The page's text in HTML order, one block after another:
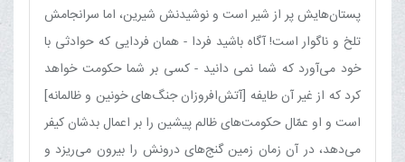
پستان‌هایش پر از شیر است و نوشیدنش شیرین، اما سرانجامش
تلخ و ناگوار است! آگاه باشید فردا - همان فردایی که حوادثی با
خود می‌آورد که شما نمی دانید - کسی بر شما حکومت خواهد
کرد که از غیر آن طایفه [آتش‌افروزان جنگ‌های خونین و ظالمانه]
است و او عمّال حکومت‌های ظالم پیشین را بر اعمال بدشان کیفر
می‌دهد، در آن زمان زمین گنج‌های درونش را بیرون می‌ریزد و